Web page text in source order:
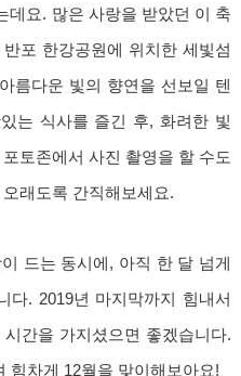
데요. 많은 사랑을 받았던 이 축
포 한강공원에 위치한 세빛섬
름다운 빛의 향연을 선보일 텐
는 식사를 즐긴 후, 화려한 빛
토존에서 사진 촬영을 할 수도
래도록 간직해보세요.
드는 동시에, 아직 한 달 넘게
다. 2019년 마지막까지 힘내서
간을 가지셨으면 좋겠습니다.
힘차게 12월을 맞이해보아요!